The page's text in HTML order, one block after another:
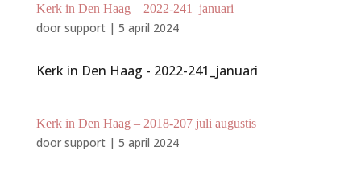
Kerk in Den Haag – 2022-241_januari
door support| 5 april 2024
Kerk in Den Haag - 2022-241_januari
Kerk in Den Haag – 2018-207 juli augustis
door support| 5 april 2024